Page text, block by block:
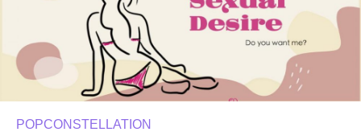
POPCONSTELLATION